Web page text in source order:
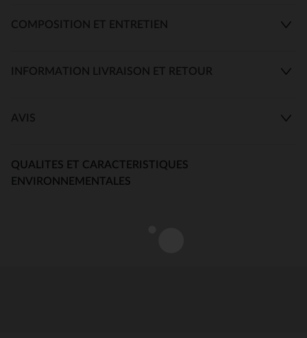
COMPOSITION ET ENTRETIEN
INFORMATION LIVRAISON ET RETOUR
AVIS
QUALITES ET CARACTERISTIQUES
ENVIRONNEMENTALES